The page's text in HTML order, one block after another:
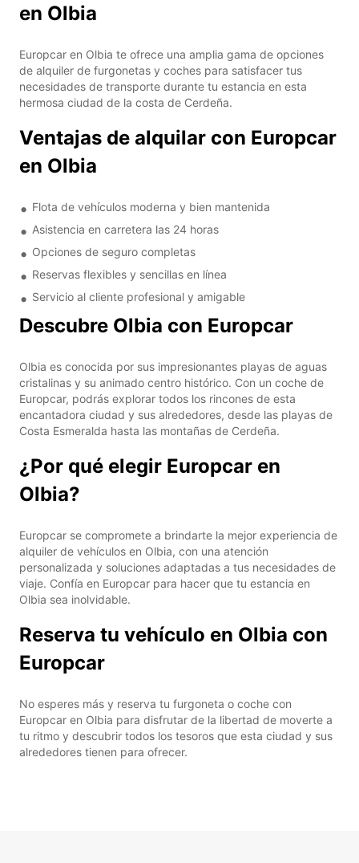
en Olbia
Europcar en Olbia te ofrece una amplia gama de opciones
de alquiler de furgonetas y coches para satisfacer tus
necesidades de transporte durante tu estancia en esta
hermosa ciudad de la costa de Cerdeña.
Ventajas de alquilar con Europcar
en Olbia
Flota de vehículos moderna y bien mantenida
Asistencia en carretera las 24 horas
Opciones de seguro completas
Reservas flexibles y sencillas en línea
Servicio al cliente profesional y amigable
Descubre Olbia con Europcar
Olbia es conocida por sus impresionantes playas de aguas
cristalinas y su animado centro histórico. Con un coche de
Europcar, podrás explorar todos los rincones de esta
encantadora ciudad y sus alrededores, desde las playas de
Costa Esmeralda hasta las montañas de Cerdeña.
¿Por qué elegir Europcar en
Olbia?
Europcar se compromete a brindarte la mejor experiencia de
alquiler de vehículos en Olbia, con una atención
personalizada y soluciones adaptadas a tus necesidades de
viaje. Confía en Europcar para hacer que tu estancia en
Olbia sea inolvidable.
Reserva tu vehículo en Olbia con
Europcar
No esperes más y reserva tu furgoneta o coche con
Europcar en Olbia para disfrutar de la libertad de moverte a
tu ritmo y descubrir todos los tesoros que esta ciudad y sus
alrededores tienen para ofrecer.